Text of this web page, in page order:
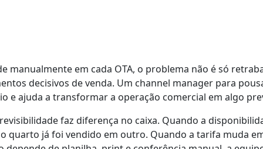
manualmente em cada OTA, o problema não é só
decisivos de venda. Um channel manager para
e ajuda a transformar a operação comercial em algo
faz diferença no caixa. Quando a
quarto já foi vendido em outro. Quando a tarifa muda